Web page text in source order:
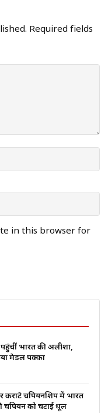
Required fields
in this browser for
भारत की अलीशा,
मेडल पक्का
कराटे चैंपियनशिप में भारत
चैंपियन को चटाई धूल